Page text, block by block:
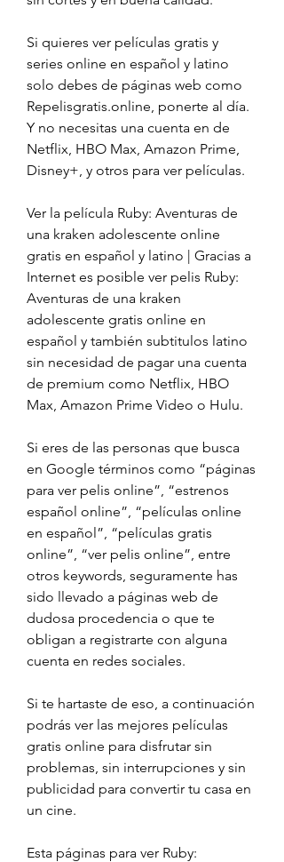
Si quieres ver películas gratis y
series online en español y latino
solo debes de páginas web como
Repelisgratis.online, ponerte al día.
Y no necesitas una cuenta en de
Netflix, HBO Max, Amazon Prime,
Disney+, y otros para ver películas.
Ver la película Ruby: Aventuras de
una kraken adolescente online
gratis en español y latino | Gracias a
Internet es posible ver pelis Ruby:
Aventuras de una kraken
adolescente gratis online en
español y también subtitulos latino
sin necesidad de pagar una cuenta
de premium como Netflix, HBO
Max, Amazon Prime Video o Hulu.
Si eres de las personas que busca
en Google términos como “páginas
para ver pelis online”, “estrenos
español online”, “películas online
en español”, “películas gratis
online”, “ver pelis online”, entre
otros keywords, seguramente has
sido llevado a páginas web de
dudosa procedencia o que te
obligan a registrarte con alguna
cuenta en redes sociales.
Si te hartaste de eso, a continuación
podrás ver las mejores películas
gratis online para disfrutar sin
problemas, sin interrupciones y sin
publicidad para convertir tu casa en
un cine.
Esta páginas para ver Ruby: